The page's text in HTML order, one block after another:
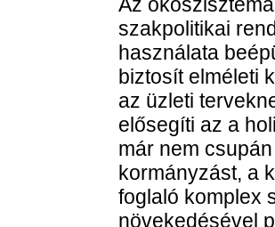
szakpolitikai
használata
biztosít elméleti
az üzleti
elősegíti az a
már nem
kormányzást, a
foglaló komplex
növekedésével